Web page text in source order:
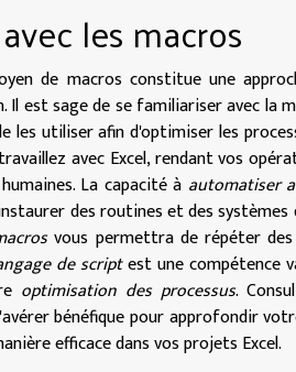
les macros
de macros constitue une
est sage de se familiariser avec la
les utiliser afin d'optimiser les
avec Excel, rendant vos
La capacité à automatiser
des routines et des
vous permettra de répéter des
de scriptest une compétence
optimisation des processus.
bénéfique pour approfondir
efficace dans vos projets Excel.